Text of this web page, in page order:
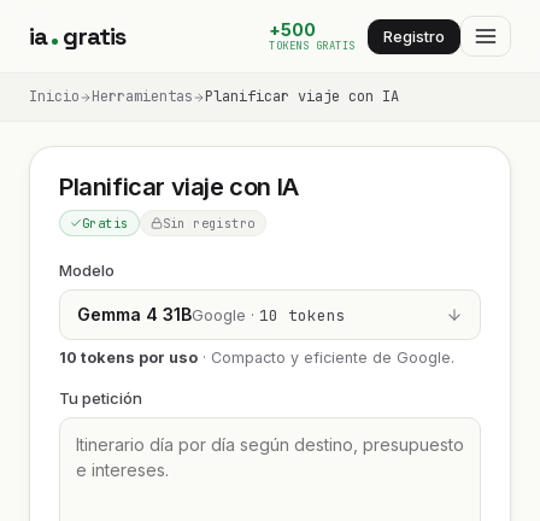
ia gratis +500
TOKENS GRATIS Registro
Inicio Herramientas Planificar viaje con IA
Planificar viaje con IA
Gratis Sin registro
Modelo
Gemma 4 31BGoogle · 10 tokens
10 tokens por uso · Compacto y eficiente de Google.
Tu petición